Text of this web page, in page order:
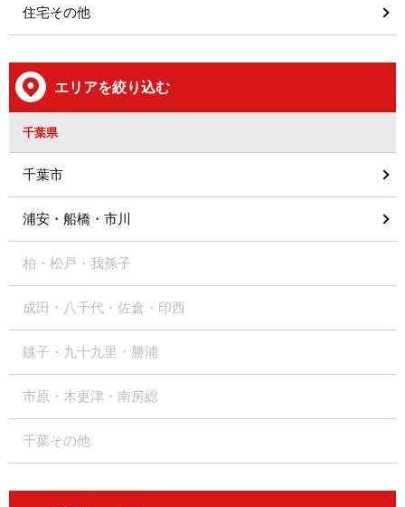
住宅その他
エリアを絞り込む
千葉県
千葉市
浦安・船橋・市川
柏・松戸・我孫子
成田・八千代・佐倉・印西
銚子・九十九里・勝浦
市原・木更津・南房総
千葉その他